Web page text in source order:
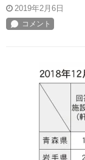
2019年2月6日